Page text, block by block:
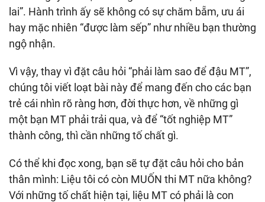
lai”. Hành trình ấy sẽ không có sự chăm bẵm, ưu ái
hay mặc nhiên “được làm sếp” như nhiều bạn thường
ngộ nhận.
Vì vậy, thay vì đặt câu hỏi “phải làm sao để đậu MT”,
chúng tôi viết loạt bài này để mang đến cho các bạn
trẻ cái nhìn rõ ràng hơn, đời thực hơn, về những gì
một bạn MT phải trải qua, và để “tốt nghiệp MT”
thành công, thì cần những tố chất gì.
Có thể khi đọc xong, bạn sẽ tự đặt câu hỏi cho bản
thân mình: Liệu tôi có còn MUỐN thi MT nữa không?
Với những tố chất hiện tại, liệu MT có phải là con